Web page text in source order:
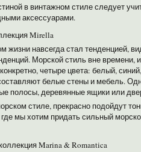
в винтажном стиле следует
аксессуарами.
Mirella
жизни навсегда стал тенденцией,
Морской стиль вне времени,
четыре цвета: белый,
белые стены и мебель.
полосы, деревянные ящики или
стиле, прекрасно подойдут
мы хотим придать сильный
Marina & Romantica